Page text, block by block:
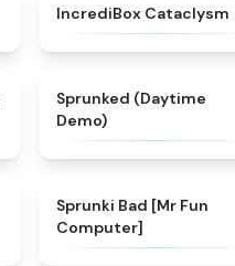
IncrediBox Cataclysm
Sprunked (Daytime
Demo)
Sprunki Bad [Mr Fun
Computer]